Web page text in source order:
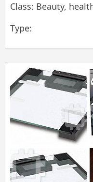
Class: Beauty,
Type: